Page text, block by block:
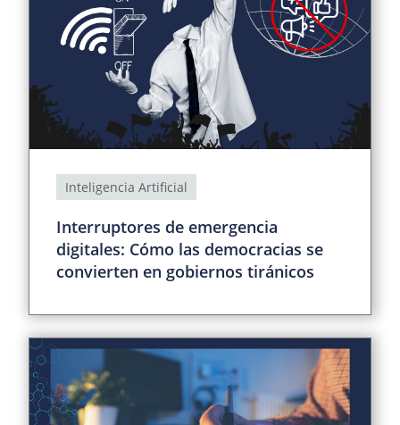
Inteligencia Artificial
Interruptores de emergencia
digitales: Cómo las democracias se
convierten en gobiernos tiránicos